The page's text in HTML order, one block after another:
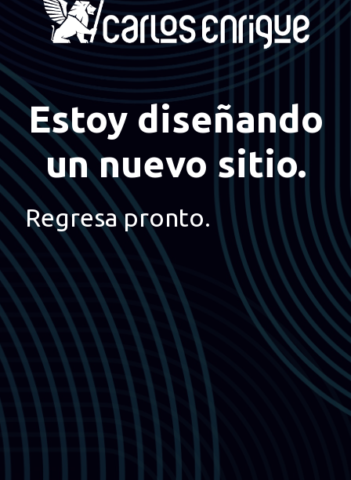
Estoy diseñando
un nuevo sitio.
Regresa pronto.